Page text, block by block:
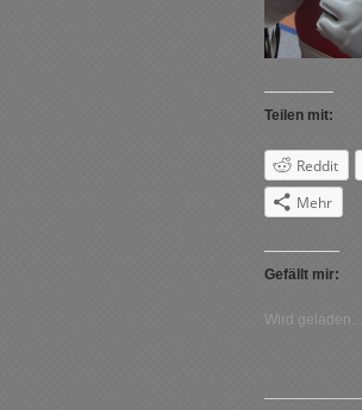
Teilen mit:
Reddit
Mehr
Gefällt mir:
Wird geladen...